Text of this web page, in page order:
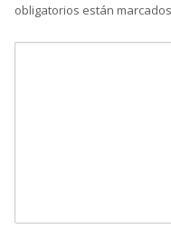
obligatorios están